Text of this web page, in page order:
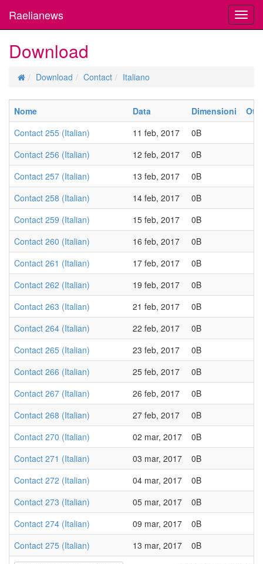
Raelianews
Download
Download Contact Italiano
Nome Data Dimensioni
Contact 255 (Italian)
11 feb, 2017
0B
Contact 256 (Italian)
12 feb, 2017
0B
Contact 257 (Italian)
13 feb, 2017
0B
Contact 258 (Italian)
14 feb, 2017
0B
Contact 259 (Italian)
15 feb, 2017
0B
Contact 260 (Italian)
16 feb, 2017
0B
Contact 261 (Italian)
17 feb, 2017
0B
Contact 262 (Italian)
19 feb, 2017
0B
Contact 263 (Italian)
21 feb, 2017
0B
Contact 264 (Italian)
22 feb, 2017
0B
Contact 265 (Italian)
23 feb, 2017
0B
Contact 266 (Italian)
25 feb, 2017
0B
Contact 267 (Italian)
26 feb, 2017
0B
Contact 268 (Italian)
27 feb, 2017
0B
Contact 270 (Italian)
02 mar, 2017
0B
Contact 271 (Italian)
03 mar, 2017
0B
Contact 272 (Italian)
04 mar, 2017
0B
Contact 273 (Italian)
05 mar, 2017
0B
Contact 274 (Italian)
09 mar, 2017
0B
Contact 275 (Italian)
13 mar, 2017 0B